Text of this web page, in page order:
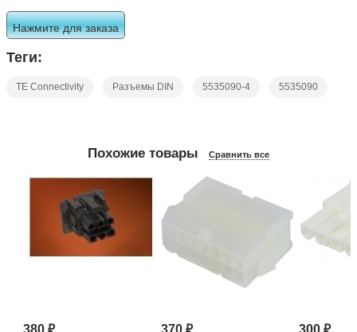
Нажмите для заказа
Теги:
TE Connectivity Разъемы DIN 5535090-4 5535090
Похожие товары Сравнить все